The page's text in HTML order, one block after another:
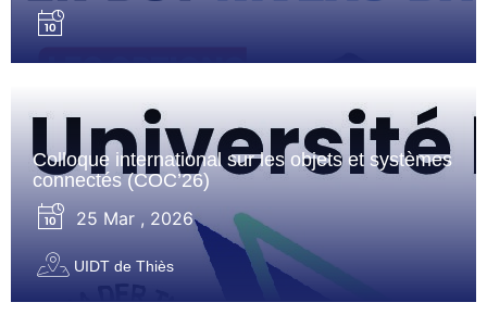
Colloque international sur les objets et systèmes
connectés (COC’26)
25 Mar , 2026
UIDT de Thiès